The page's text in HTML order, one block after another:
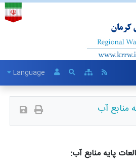
Language
منابع آب
پایه منابع آب: